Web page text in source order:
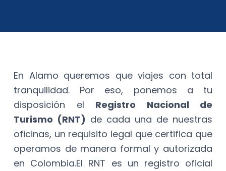
En Alamo queremos que viajes con total
tranquilidad. Por eso, ponemos a tu
disposición el Registro Nacional de
Turismo (RNT) de cada una de nuestras
oficinas, un requisito legal que certifica que
operamos de manera formal y autorizada
en Colombia.​El RNT es un registro oficial